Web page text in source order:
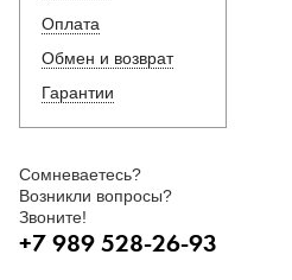
Оплата
Обмен и возврат
Гарантии
Сомневаетесь?
Возникли вопросы?
Звоните!
+7 989 528-26-93